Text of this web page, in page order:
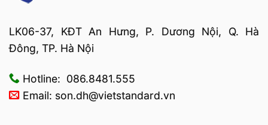
LK06-37, KĐT An Hưng, P. Dương Nội, Q. Hà
Đông, TP. Hà Nội
Hotline: 086.8481.555
Email: son.dh@vietstandard.vn